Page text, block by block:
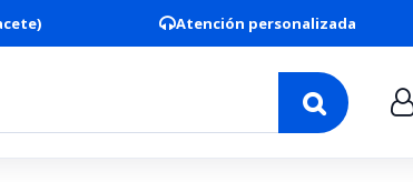
Atención personalizada